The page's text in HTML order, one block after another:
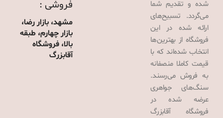
شده و تقدیم شما
می‌گردد. تسبیح‌های
ارائه شده در این
فروشگاه از بهترین‌ها
انتخاب شده‌اند که با
قیمت کاملا منصفانه
به فروش می‌رسند.
سنگ‌های جواهری
عرضه شده در
فروشگاه آقابزرگ
فروشی :
مشهد، بازار رضا،
بازار چهارم، طبقه
بالا، فروشگاه
آقابزرگ